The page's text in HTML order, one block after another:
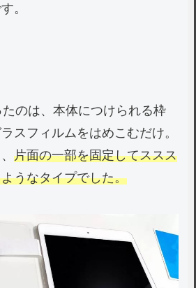
。
のは、本体につけられる枠
スフィルムをはめこむだけ。
片面の一部を固定してススス
うなタイプでした。